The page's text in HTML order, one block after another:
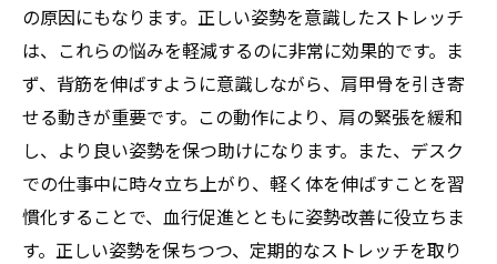
肩甲骨の動きを良くするストレッチの種類
頭痛を防ぐための肩こりストレッチ
簡単な肩こり解消のためのデスクワーク習
慣
オフィスでの肩こりを予防する工夫
デスクワーク中に実践できるおすすめのストレ
ッチとは
の原因にもなります。正しい姿勢を意識したストレッチ
は、これらの悩みを軽減するのに非常に効果的です。ま
ず、背筋を伸ばすように意識しながら、肩甲骨を引き寄
せる動きが重要です。この動作により、肩の緊張を緩和
し、より良い姿勢を保つ助けになります。また、デスク
での仕事中に時々立ち上がり、軽く体を伸ばすことを習
慣化することで、血行促進とともに姿勢改善に役立ちま
す。正しい姿勢を保ちつつ、定期的なストレッチを取り